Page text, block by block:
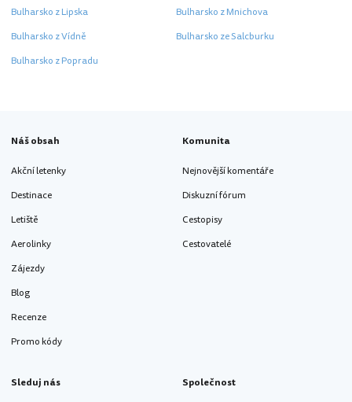
Bulharsko z Lipska
Bulharsko z Mnichova
Bulharsko z Vídně
Bulharsko ze Salcburku
Bulharsko z Popradu
Náš obsah
Akční letenky
Destinace
Letiště
Aerolinky
Zájezdy
Blog
Recenze
Promo kódy
Komunita
Nejnovější komentáře
Diskuzní fórum
Cestopisy
Cestovatelé
Sleduj nás Společnost